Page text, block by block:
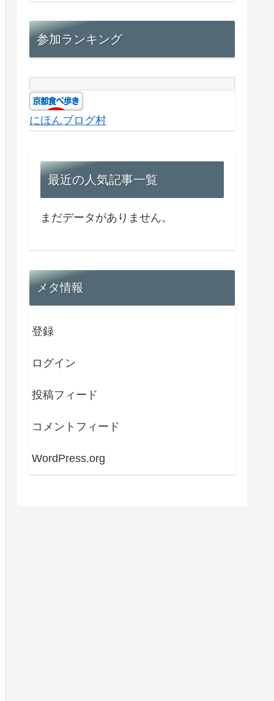
参加ランキング
にほんブログ村
最近の人気記事一覧
まだデータがありません。
メタ情報
登録
ログイン
投稿フィード
コメントフィード
WordPress.org